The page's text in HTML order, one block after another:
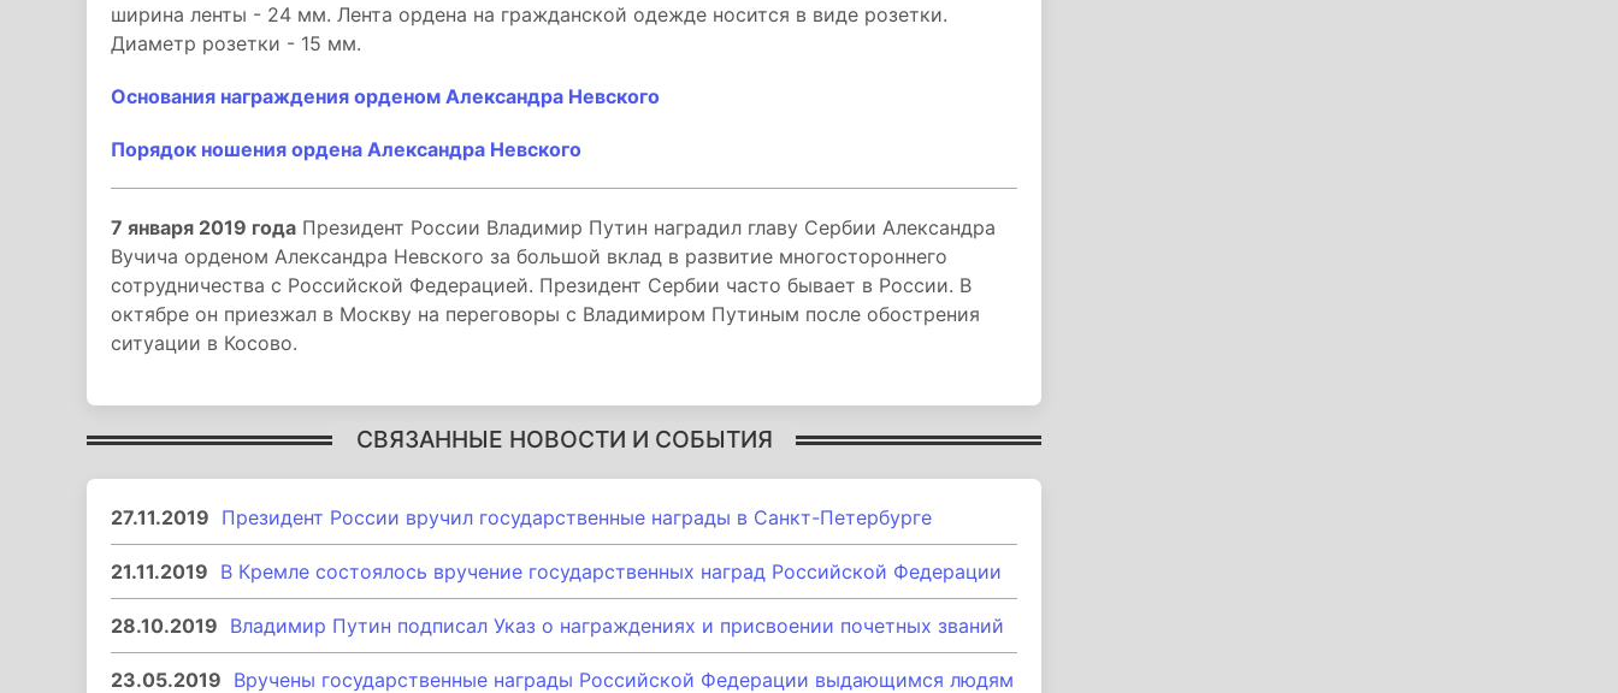
ширина ленты - 24 мм. Лента ордена на гражданской одежде носится в виде розетки.
Диаметр розетки - 15 мм.
Основания награждения орденом Александра Невского
Порядок ношения ордена Александра Невского
7 января 2019 года Президент России Владимир Путин наградил главу Сербии Александра
Вучича орденом Александра Невского за большой вклад в развитие многостороннего
сотрудничества с Российской Федерацией. Президент Сербии часто бывает в России. В
октябре он приезжал в Москву на переговоры с Владимиром Путиным после обострения
ситуации в Косово.
СВЯЗАННЫЕ НОВОСТИ И СОБЫТИЯ
27.11.2019 Президент России вручил государственные награды в Санкт-Петербурге
21.11.2019 В Кремле состоялось вручение государственных наград Российской Федерации
28.10.2019 Владимир Путин подписал Указ о награждениях и присвоении почетных званий
23.05.2019 Вручены государственные награды Российской Федерации выдающимся людям